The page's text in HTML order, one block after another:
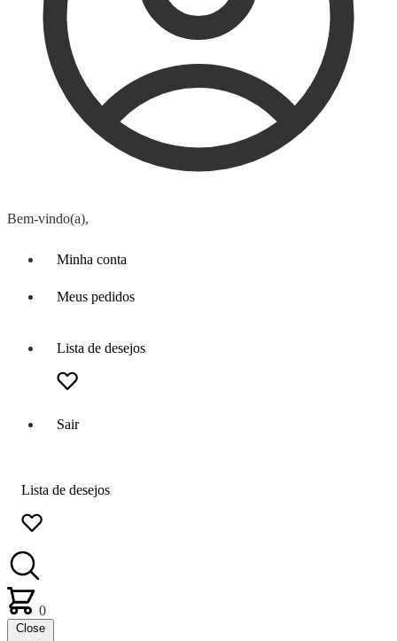
Bem-vindo(a),
Minha conta
Meus pedidos
Lista de desejos
Sair
Lista de desejos
0
Close